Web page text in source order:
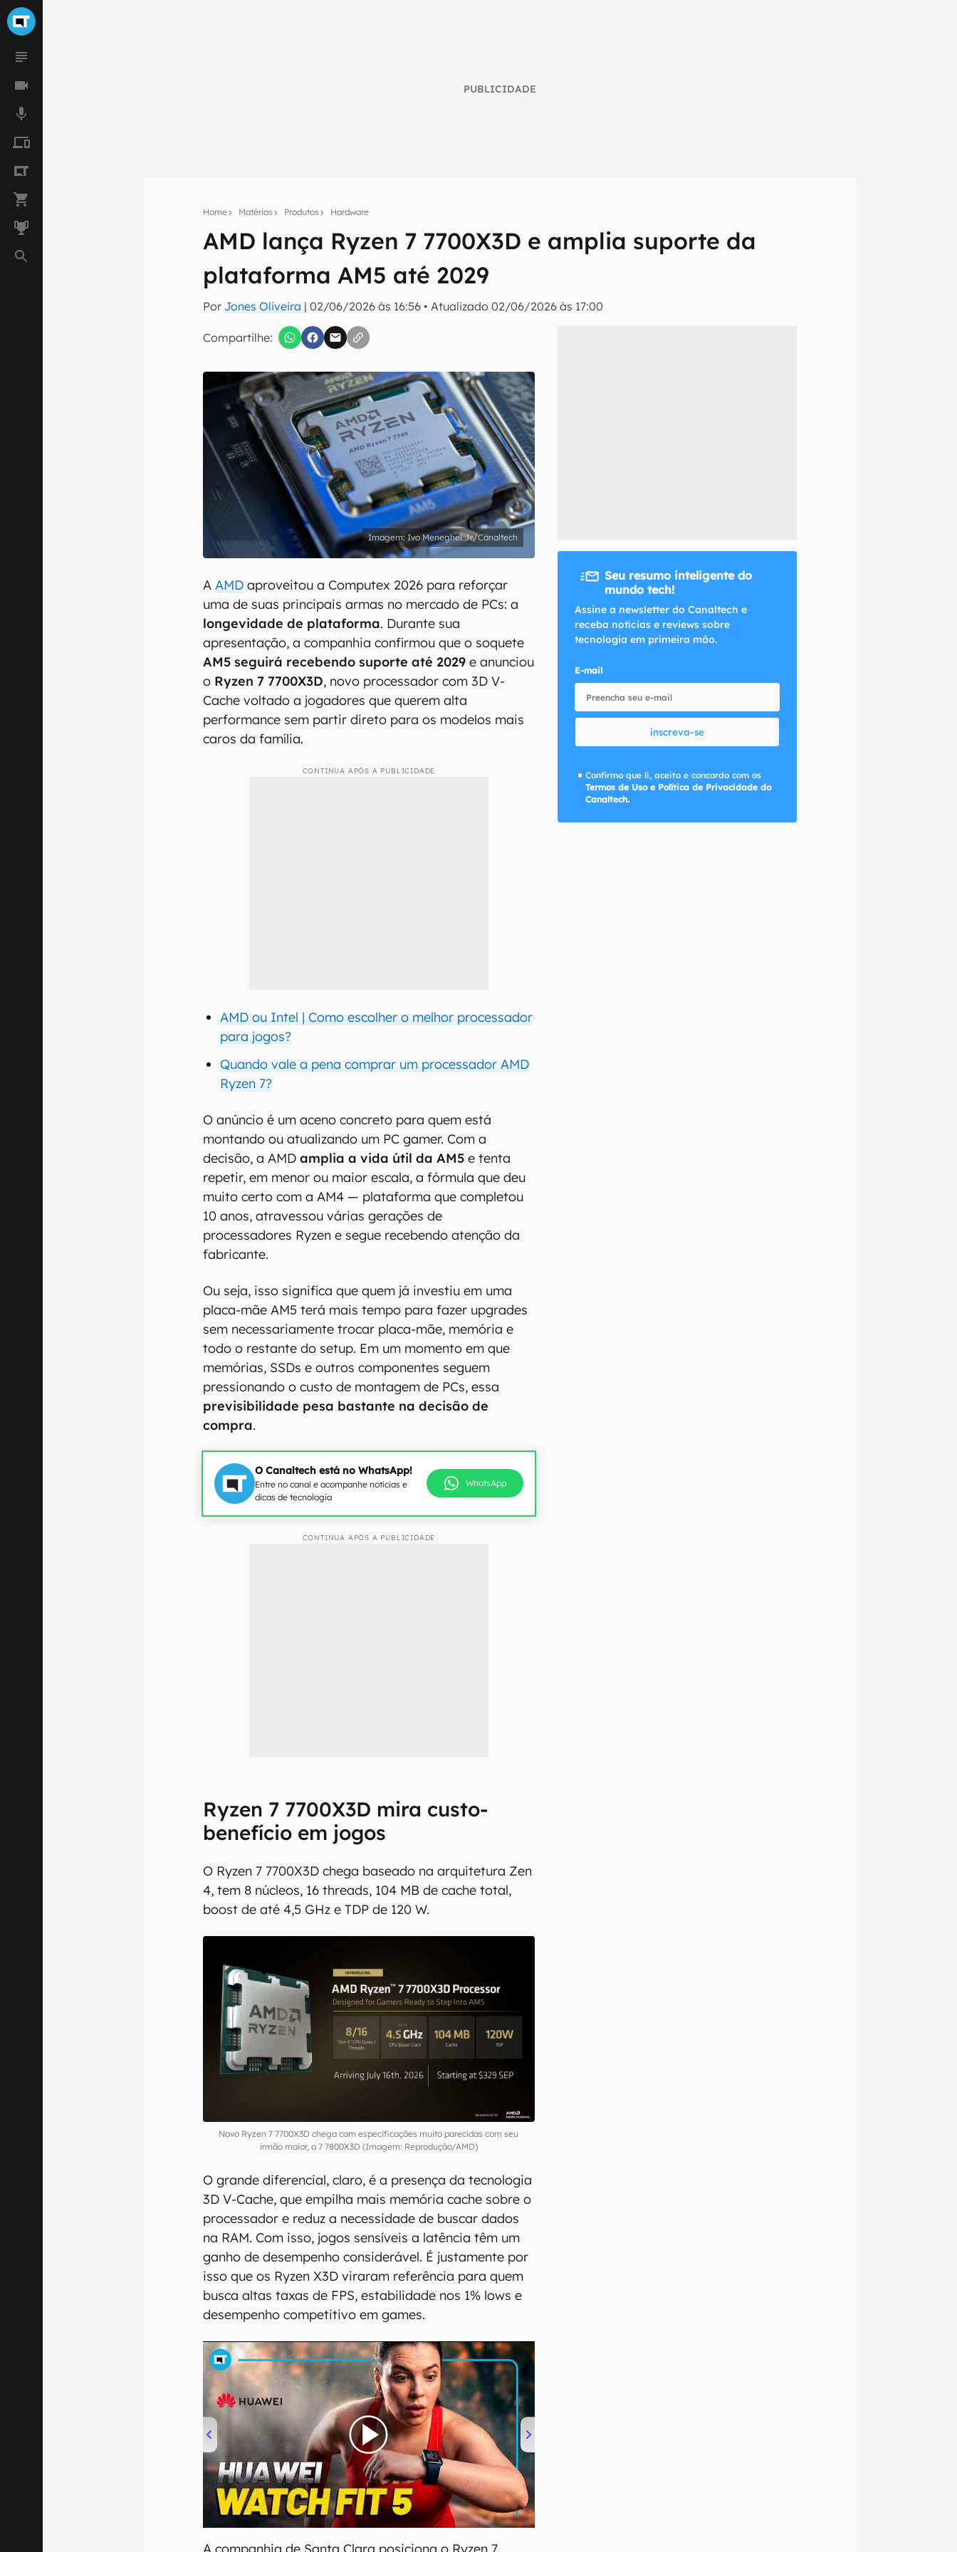
PUBLICIDADE
Home Matérias Produtos Hardware
AMD lança Ryzen 7 7700X3D e amplia suporte da
plataforma AM5 até 2029
Por Jones Oliveira |02/06/2026 às 16:56 •Atualizado02/06/2026 às 17:00
Compartilhe:
Seu resumo inteligente do mundo tech!
Assine a newsletter do Canaltech e receba notícias e reviews sobre tecnologia em primeira
inscreva-se
Confirmo que li, aceito e concordo com os Termos de Uso e Política de Privacidade do Canaltech.
Ivo Meneghel Jr/Canaltech
AAMD aproveitou a Computex 2026 para reforçar
uma de suas principais armas no mercado de PCs: a
longevidade de plataforma. Durante sua
apresentação, a companhia confirmou que o soquete
AM5 seguirá recebendo suporte até 2029 e anunciou
o Ryzen 7 7700X3D, novo processador com 3D V-
Cache voltado a jogadores que querem alta
performance sem partir direto para os modelos mais
caros da família.
CONTINUA APÓS A PUBLICIDADE
AMD ou Intel | Como escolher o melhor processador
para jogos?
Quando vale a pena comprar um processador AMD
Ryzen 7?
O anúncio é um aceno concreto para quem está
montando ou atualizando um PC gamer. Com a
decisão, a AMDamplia a vida útil da AM5 e tenta
repetir, em menor ou maior escala, a fórmula que deu
muito certo com a AM4 — plataforma que completou
10 anos, atravessou várias gerações de
processadores Ryzen e segue recebendo atenção da
fabricante.
Ou seja, isso significa que quem já investiu em uma
placa-mãe AM5 terá mais tempo para fazer upgrades
sem necessariamente trocar placa-mãe, memória e
todo o restante do setup. Em um momento em que
memórias, SSDs e outros componentes seguem
pressionando o custo de montagem de PCs, essa
previsibilidade pesa bastante na decisão de
compra.
O Canaltech está no WhatsApp!
Entre no canal e acompanhe notícias e
dicas de tecnologia
WhatsApp
CONTINUA APÓS A PUBLICIDADE
Ryzen 7 7700X3D mira custo-
benefício em jogos
O Ryzen 7 7700X3D chega baseado na arquitetura Zen
4, tem 8 núcleos, 16 threads, 104 MB de cache total,
boost de até 4,5 GHz e TDP de 120 W.
Novo Ryzen 7 7700X3D chega com especificações muito parecidas com seu
irmão maior, o 7 7800X3D (Imagem: Reprodução/AMD)
O grande diferencial, claro, é a presença da tecnologia
3D V-Cache, que empilha mais memória cache sobre o
processador e reduz a necessidade de buscar dados
na RAM. Com isso, jogos sensíveis a latência têm um
ganho de desempenho considerável. É justamente por
isso que os Ryzen X3D viraram referência para quem
busca altas taxas de FPS, estabilidade nos 1% lows e
desempenho competitivo em games.
00:00/04:51
Seu resumo inteligente do
mundo tech!
Assine a newsletter do Canaltech e
receba notícias e reviews sobre
tecnologia em primeira mão.
E-mail
inscreva-se
Confirmo que li, aceito e concordo com os
Termos de Uso e Política de Privacidade do
Canaltech.